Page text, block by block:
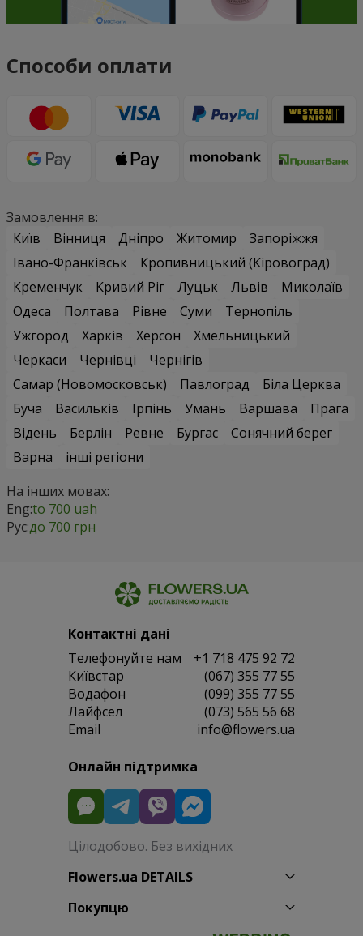
Способи оплати
Замовлення в:
Київ
Вінниця Дніпро Житомир
Запоріжжя
Івано-Франківськ
Кропивницький (Кіровоград)
Кременчук
Кривий Ріг Луцьк Львів
Миколаїв
Одеса
Полтава Рівне Суми
Тернопіль
Ужгород
Харків Херсон
Хмельницький
Черкаси
Чернівці
Чернігів
Самар (Новомосковськ)
Павлоград
Біла Церква
Буча
Васильків Ірпінь Умань Варшава
Прага
Відень
Берлін Ревне Бургас
Сонячний берег
Варна
інші регіони
На інших мовах:
Eng:to 700 uah
Рус:до 700 грн
Контактні дані
Телефонуйте нам
+1 718 475 92 72
Київстар
(067) 355 77 55
Водафон
(099) 355 77 55
Лайфсел
(073) 565 56 68
Email
info@flowers.ua
Онлайн підтримка
Цілодобово. Без вихідних
Flowers.ua DETAILS
Покупцю